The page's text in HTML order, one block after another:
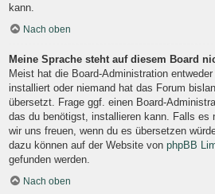
kann.
Nach oben
Meine Sprache steht auf diesem Board
Meist hat die Board-Administration
installiert oder niemand hat das Forum
übersetzt. Frage ggf. einen Board-
das du benötigst, installieren kann. Falls es
wir uns freuen, wenn du es übersetzen
dazu können auf der Website von phpBB
gefunden werden.
Nach oben